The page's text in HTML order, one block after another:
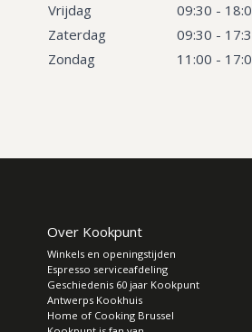
Vrijdag
09:30 -
Zaterdag
09:30 -
Zondag
11:00 -
Over Kookpunt
Winkels en openingstijden
Espresso serviceafdeling
Geschiedenis 60 jaar Kookpunt
Antwerps Kookhuis
Home of Cooking Brussel